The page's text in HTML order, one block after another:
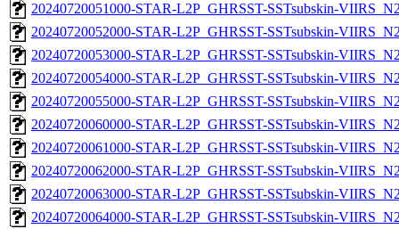
20240720051000-STAR-L2P_GHRSST-SSTsubskin-
20240720052000-STAR-L2P_GHRSST-SSTsubskin-
20240720053000-STAR-L2P_GHRSST-SSTsubskin-
20240720054000-STAR-L2P_GHRSST-SSTsubskin-
20240720055000-STAR-L2P_GHRSST-SSTsubskin-
20240720060000-STAR-L2P_GHRSST-SSTsubskin-
20240720061000-STAR-L2P_GHRSST-SSTsubskin-
20240720062000-STAR-L2P_GHRSST-SSTsubskin-
20240720063000-STAR-L2P_GHRSST-SSTsubskin-
20240720064000-STAR-L2P_GHRSST-SSTsubskin-